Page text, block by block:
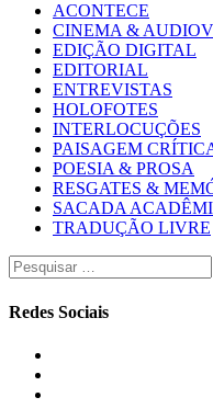
ACONTECE
CINEMA &
EDIÇÃO DIGITAL
EDITORIAL
ENTREVISTAS
HOLOFOTES
INTERLOCUÇÕES
PAISAGEM
POESIA & PROSA
RESGATES &
SACADA
TRADUÇÃO LIVRE
Pesquisar
por:
Redes Sociais